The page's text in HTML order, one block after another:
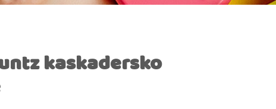
kaskadersko